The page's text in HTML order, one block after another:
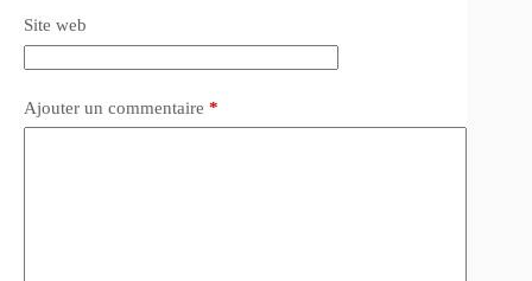
Site web
Ajouter un commentaire *